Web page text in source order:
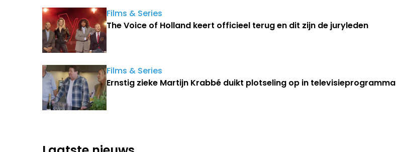
Films & Series
The Voice of Holland keert officieel terug en dit zijn de juryleden
Films & Series
Ernstig zieke Martijn Krabbé duikt plotseling op in televisieprogramma